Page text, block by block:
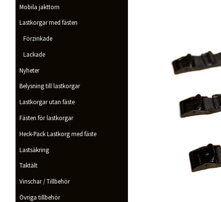
Mobila jakttorn
Lastkorgar med fästen
Förzinkade
Lackade
Nyheter
Belysning till lastkorgar
Lastkorgar utan fäste
Fästen för lastkorgar
Heck-Pack Lastkorg med fäste
Lastsäkring
Taktält
Vinschar / Tillbehör
Övriga tillbehör